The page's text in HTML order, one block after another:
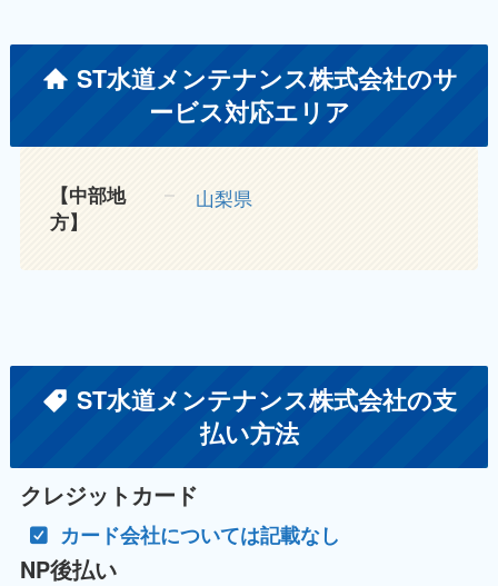
ST水道メンテナンス株式会社のサ
ービス対応エリア
【中部地
方】
山梨県
ST水道メンテナンス株式会社の支
払い方法
クレジットカード
カード会社については記載なし
NP後払い